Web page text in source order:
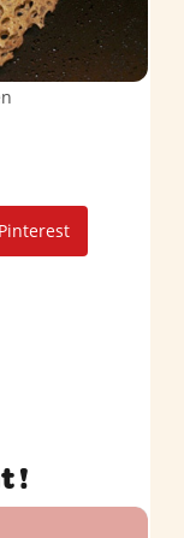
Pinterest
!